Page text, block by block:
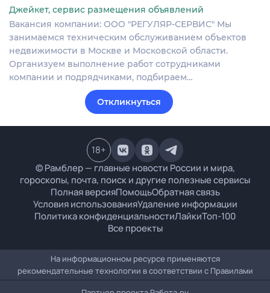
Джейкет, сервис размещения объявлений
Вакансия компании: ООО "РЕГУЛЯР-СЕРВИС" Мы
занимаемся техническим обслуживанием объектов
недвижимости в Москве и Московской области.
Организуем выполнение работ сотрудниками
компании и подрядчиками, подбираем…
Откликнуться
© Рамблер — главные новости России и мира,
гороскопы, почта, поиск и другие полезные сервисы
Полная версияПомощьОбратная связь
Условия использованияУдаление информации
Политика конфиденциальностиЛайкиТоп-100
Все проекты
18+
На информационном ресурсе применяются
рекомендательные технологии в соответствии с Правилами